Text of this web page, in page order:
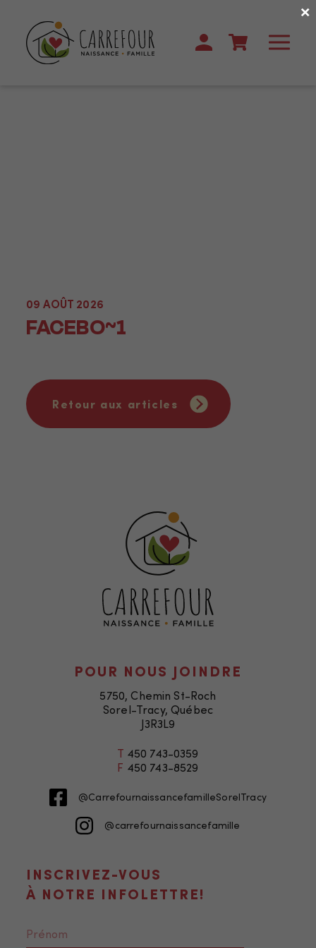
09 AOÛT 2026
FACEBO~1
Retour aux articles
POUR NOUS JOINDRE
5750, Chemin St-Roch
Sorel-Tracy, Québec
J3R3L9
T 450 743-0359
F 450 743-8529
@CarrefournaissancefamilleSorelTracy
@carrefournaissancefamille
INSCRIVEZ-VOUS
À NOTRE INFOLETTRE!
×
Nécessaire